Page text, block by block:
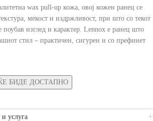
wax pull-up кожа, овој кожен ранец се
мекост и издржливост, при што со текот
изглед и карактер. Lennox е ранец што
стил – практичен, сигурен и со префинет
услуга